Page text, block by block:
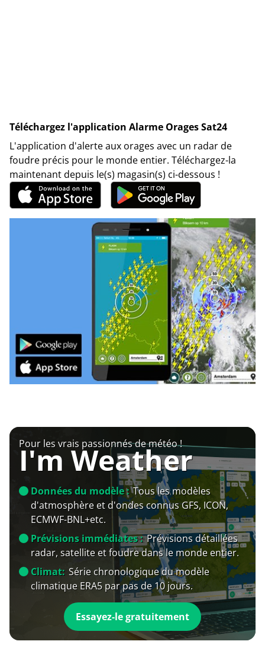
Téléchargez l'application Alarme Orages Sat24
L'application d'alerte aux orages avec un radar de
foudre précis pour le monde entier. Téléchargez-la
maintenant depuis le(s) magasin(s) ci-dessous !
Pour les vrais passionnés de météo !
I'm Weather
Données du modèle : Tous les modèles
d'atmosphère et d'ondes connus GFS, ICON,
ECMWF-BNL+etc.
Prévisions immédiates : Prévisions détaillées
radar, satellite et foudre dans le monde entier.
Climat: Série chronologique du modèle
climatique ERA5 par pas de 10 jours.
Essayez-le gratuitement